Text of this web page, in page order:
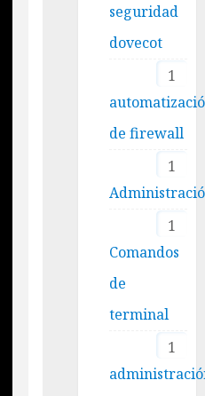
seguridad
dovecot
1
de firewall
1
1
Comandos
de
terminal
1